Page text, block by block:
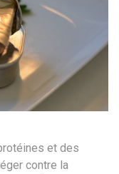
et des
contre la